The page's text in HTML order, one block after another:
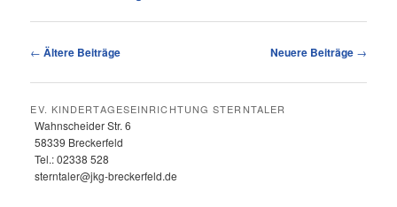
Artikelnavigation
← Ältere Beiträge Neuere Beiträge →
EV. KINDERTAGESEINRICHTUNG STERNTALER
Wahnscheider Str. 6
58339 Breckerfeld
Tel.: 02338 528
sterntaler@jkg-breckerfeld.de